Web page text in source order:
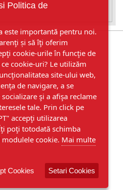
Politica de
este importantă pentru noi.
și să îţi oferim
cookie-urile în funcţie de
cookie-uri? Le utilizăm
site-ului web,
de navigare, a se
şi a afişa reclame
tale. Prin click pe
accepţi utilizarea
poţi totodată schimba
cookie. Mai multe
Cookies Setari Cookies